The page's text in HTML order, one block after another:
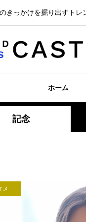
きっかけを掘り出すト
ホーム
記念
メ